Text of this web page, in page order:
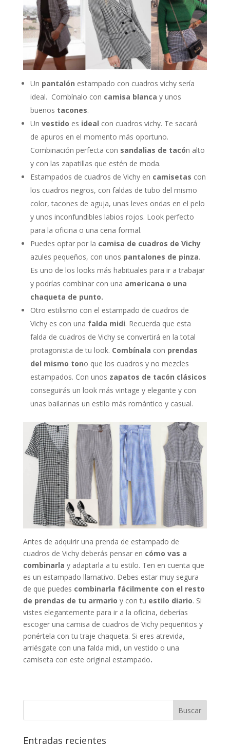
Un pantalón estampado con cuadros vichy sería
ideal. Combínalo con camisa blanca y unos
buenos tacones.
Un vestido es ideal con cuadros vichy. Te sacará
de apuros en el momento más oportuno.
Combinación perfecta con sandalias de tacón alto
y con las zapatillas que estén de moda.
Estampados de cuadros de Vichy en camisetas con
los cuadros negros, con faldas de tubo del mismo
color, tacones de aguja, unas leves ondas en el pelo
y unos inconfundibles labios rojos. Look perfecto
para la oficina o una cena formal.
Puedes optar por la camisa de cuadros de Vichy
azules pequeños, con unos pantalones de pinza.
Es uno de los looks más habituales para ir a trabajar
y podrías combinar con una americana o una
chaqueta de punto.
Otro estilismo con el estampado de cuadros de
Vichy es con una falda midi. Recuerda que esta
falda de cuadros de Vichy se convertirá en la total
protagonista de tu look. Combínala con prendas
del mismo tono que los cuadros y no mezcles
estampados. Con unos zapatos de tacón clásicos
conseguirás un look más vintage y elegante y con
unas bailarinas un estilo más romántico y casual.
Antes de adquirir una prenda de estampado de
cuadros de Vichy deberás pensar en cómo vas a
combinarla y adaptarla a tu estilo. Ten en cuenta que
es un estampado llamativo. Debes estar muy segura
de que puedes combinarla fácilmente con el resto
de prendas de tu armario y con tu estilo diario. Si
vistes elegantemente para ir a la oficina, deberías
escoger una camisa de cuadros de Vichy pequeñitos y
ponértela con tu traje chaqueta. Si eres atrevida,
arriésgate con una falda midi, un vestido o una
camiseta con este original estampado.
Entradas recientes